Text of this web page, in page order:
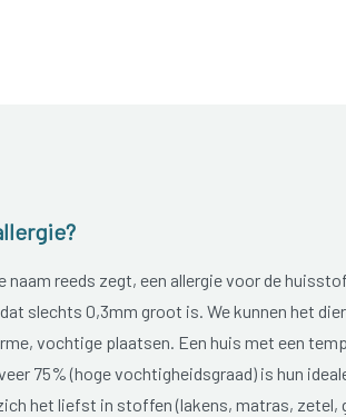
reeds zegt, een allergie voor de
slechts 0,3mm groot is. We kunnen het
vochtige plaatsen. Een huis met een
75% (hoge vochtigheidsgraad) is hun
het liefst in stoffen (lakens, matras,